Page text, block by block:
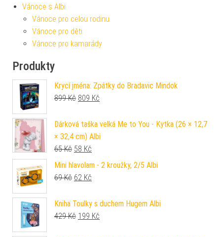
Vánoce s Albi
Vánoce pro celou rodinu
Vánoce pro děti
Vánoce pro kamarády
Produkty
Krycí jména: Zpátky do Bradavic Mindok
899Kč Původní cena byla: 899 Kč.
809 Kč
Dárková taška velká Me to You - Kytka (26 × 12,7
× 32,4 cm) Albi
65Kč Původní cena byla: 65 Kč.
58 Kč
Mini hlavolam - 2 kroužky, 2/5 Albi
69Kč Původní cena byla: 69 Kč.
62 Kč
Kniha Toulky s duchem Hugem Albi
429Kč Původní cena byla: 429 Kč.
199 Kč